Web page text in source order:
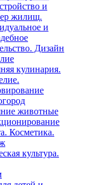
и
жилищ.
и
Дизайн
кулинария.
животные
Косметика.
культура.